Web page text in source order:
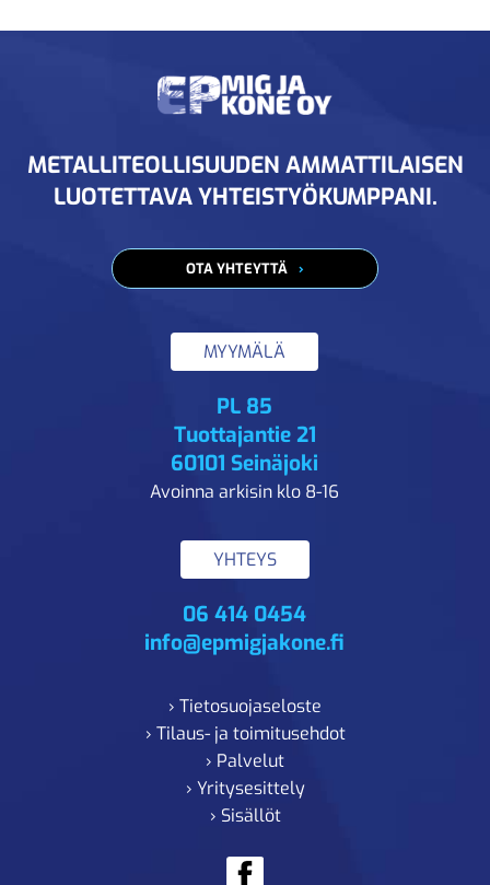
METALLITEOLLISUUDEN AMMATTILAISEN
LUOTETTAVA YHTEISTYÖKUMPPANI.
OTA YHTEYTTÄ
MYYMÄLÄ
PL 85
Tuottajantie 21
60101 Seinäjoki
Avoinna arkisin klo 8-16
YHTEYS
06 414 0454
info@epmigjakone.fi
› Tietosuojaseloste
› Tilaus- ja toimitusehdot
› Palvelut
› Yritysesittely
› Sisällöt